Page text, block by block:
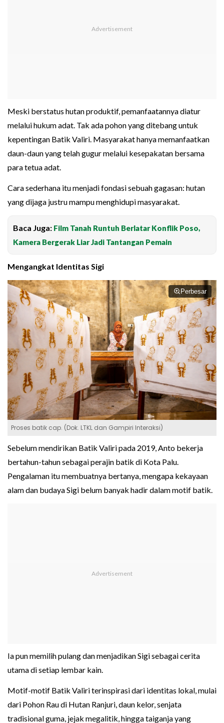
Meski berstatus hutan produktif, pemanfaatannya diatur
melalui hukum adat. Tak ada pohon yang ditebang untuk
kepentingan Batik Valiri. Masyarakat hanya memanfaatkan
daun-daun yang telah gugur melalui kesepakatan bersama
para tetua adat.
Cara sederhana itu menjadi fondasi sebuah gagasan: hutan
yang dijaga justru mampu menghidupi masyarakat.
Baca Juga: Film Tanah Runtuh Berlatar Konflik Poso,
Kamera Bergerak Liar Jadi Tantangan Pemain
Mengangkat Identitas Sigi
Perbesar
Proses batik cap. (Dok. LTKL dan Gampiri Interaksi)
Sebelum mendirikan Batik Valiri pada 2019, Anto bekerja
bertahun-tahun sebagai perajin batik di Kota Palu.
Pengalaman itu membuatnya bertanya, mengapa kekayaan
alam dan budaya Sigi belum banyak hadir dalam motif batik.
Ia pun memilih pulang dan menjadikan Sigi sebagai cerita
utama di setiap lembar kain.
Motif-motif Batik Valiri terinspirasi dari identitas lokal, mulai
dari Pohon Rau di Hutan Ranjuri, daun kelor, senjata
tradisional guma, jejak megalitik, hingga taiganja yang